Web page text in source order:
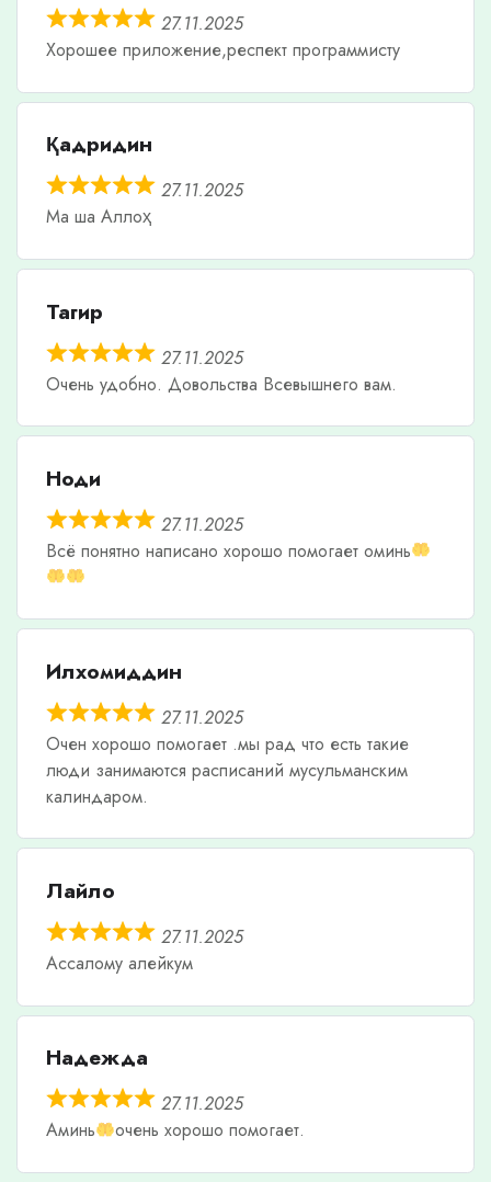
27.11.2025
Хорошее приложение,респект программисту
Қадридин
27.11.2025
Ма ша Аллоҳ
Тагир
27.11.2025
Очень удобно. Довольства Всевышнего вам.
Ноди
27.11.2025
Всë понятно написано хорошо помогает оминь
Илхомиддин
27.11.2025
Очен хорошо помогает .мы рад что есть такие
люди занимаются расписаний мусульманским
калиндаром.
Лайло
27.11.2025
Ассалому алейкум
Надежда
27.11.2025
Аминь
очень хорошо помогает.